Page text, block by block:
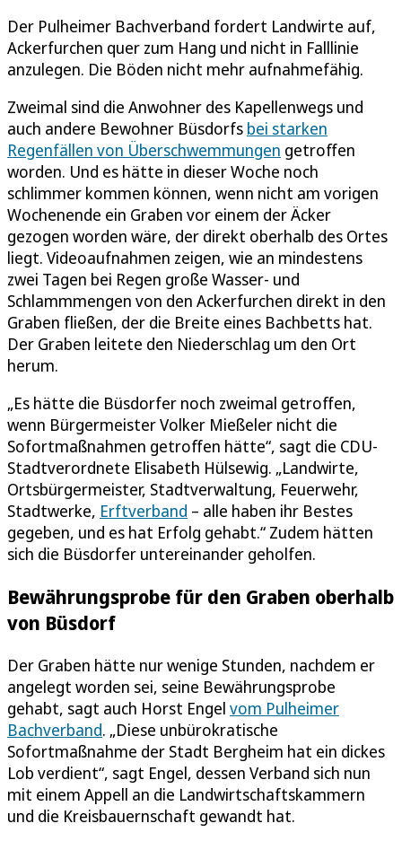
Der Pulheimer Bachverband fordert Landwirte auf,
Ackerfurchen quer zum Hang und nicht in Falllinie
anzulegen. Die Böden nicht mehr aufnahmefähig.
Zweimal sind die Anwohner des Kapellenwegs und
auch andere Bewohner Büsdorfs bei starken
Regenfällen von Überschwemmungen getroffen
worden. Und es hätte in dieser Woche noch
schlimmer kommen können, wenn nicht am vorigen
Wochenende ein Graben vor einem der Äcker
gezogen worden wäre, der direkt oberhalb des Ortes
liegt. Videoaufnahmen zeigen, wie an mindestens
zwei Tagen bei Regen große Wasser- und
Schlammmengen von den Ackerfurchen direkt in den
Graben fließen, der die Breite eines Bachbetts hat.
Der Graben leitete den Niederschlag um den Ort
herum.
„Es hätte die Büsdorfer noch zweimal getroffen,
wenn Bürgermeister Volker Mießeler nicht die
Sofortmaßnahmen getroffen hätte“, sagt die CDU-
Stadtverordnete Elisabeth Hülsewig. „Landwirte,
Ortsbürgermeister, Stadtverwaltung, Feuerwehr,
Stadtwerke, Erftverband – alle haben ihr Bestes
gegeben, und es hat Erfolg gehabt.“ Zudem hätten
sich die Büsdorfer untereinander geholfen.
Bewährungsprobe für den Graben oberhalb
von Büsdorf
Der Graben hätte nur wenige Stunden, nachdem er
angelegt worden sei, seine Bewährungsprobe
gehabt, sagt auch Horst Engel vom Pulheimer
Bachverband. „Diese unbürokratische
Sofortmaßnahme der Stadt Bergheim hat ein dickes
Lob verdient“, sagt Engel, dessen Verband sich nun
mit einem Appell an die Landwirtschaftskammern
und die Kreisbauernschaft gewandt hat.